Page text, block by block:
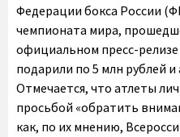
Федерации бокса России
чемпионата мира,
официальном пресс-
подарили по 5 млн рублей
Отмечается, что атлеты
просьбой «обратить
как, по их мнению,